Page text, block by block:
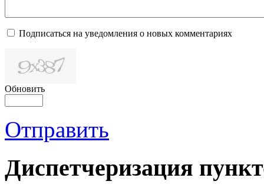
Подписаться на уведомления о новых комментариях
Обновить
Отправить
Диспетчеризация